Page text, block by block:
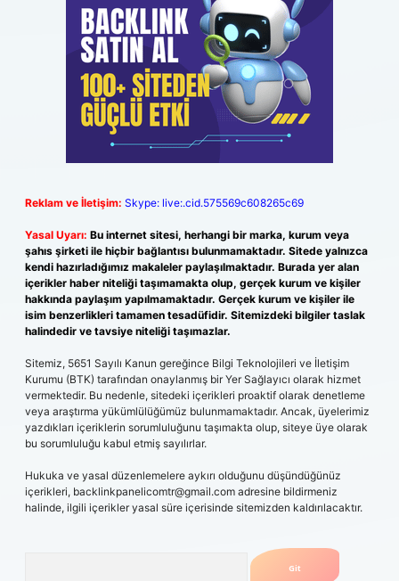
Reklam ve İletişim: Skype: live:.cid.575569c608265c69
Yasal Uyarı: Bu internet sitesi, herhangi bir marka, kurum veya
şahıs şirketi ile hiçbir bağlantısı bulunmamaktadır. Sitede yalnızca
kendi hazırladığımız makaleler paylaşılmaktadır. Burada yer alan
içerikler haber niteliği taşımamakta olup, gerçek kurum ve kişiler
hakkında paylaşım yapılmamaktadır. Gerçek kurum ve kişiler ile
isim benzerlikleri tamamen tesadüfidir. Sitemizdeki bilgiler taslak
halindedir ve tavsiye niteliği taşımazlar.
Sitemiz, 5651 Sayılı Kanun gereğince Bilgi Teknolojileri ve İletişim
Kurumu (BTK) tarafından onaylanmış bir Yer Sağlayıcı olarak hizmet
vermektedir. Bu nedenle, sitedeki içerikleri proaktif olarak denetleme
veya araştırma yükümlülüğümüz bulunmamaktadır. Ancak, üyelerimiz
yazdıkları içeriklerin sorumluluğunu taşımakta olup, siteye üye olarak
bu sorumluluğu kabul etmiş sayılırlar.
Hukuka ve yasal düzenlemelere aykırı olduğunu düşündüğünüz
içerikleri, backlinkpanelicomtr@gmail.com adresine bildirmeniz
halinde, ilgili içerikler yasal süre içerisinde sitemizden kaldırılacaktır.